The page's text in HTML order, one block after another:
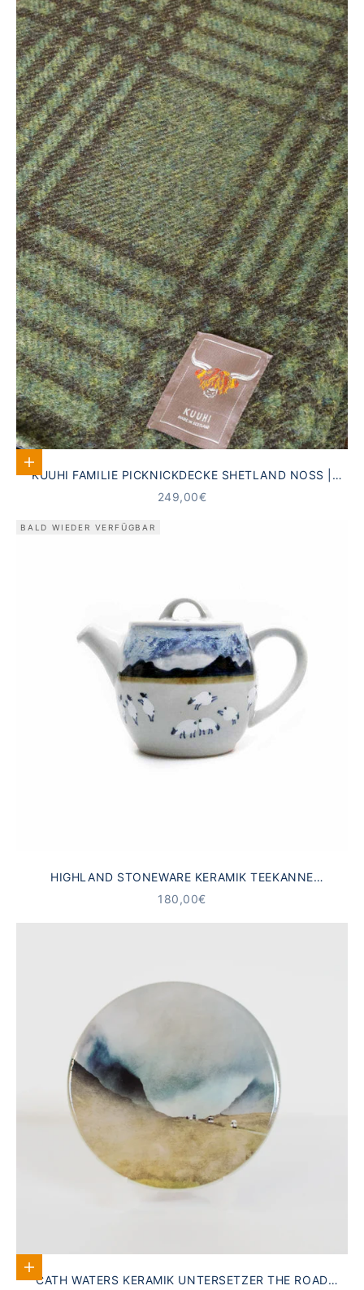
In den Warenkorb
KUUHI FAMILIE PICKNICKDECKE SHETLAND NOSS |
PFAU GRÜN KARIERT · WASSERDICHT
ANGEBOT
249,00€
BALD WIEDER VERFÜGBAR
HIGHLAND STONEWARE KERAMIK TEEKANNE
SCHOTTISCHE SCHAFE
ANGEBOT
180,00€
In den Warenkorb
CATH WATERS KERAMIK UNTERSETZER THE ROAD